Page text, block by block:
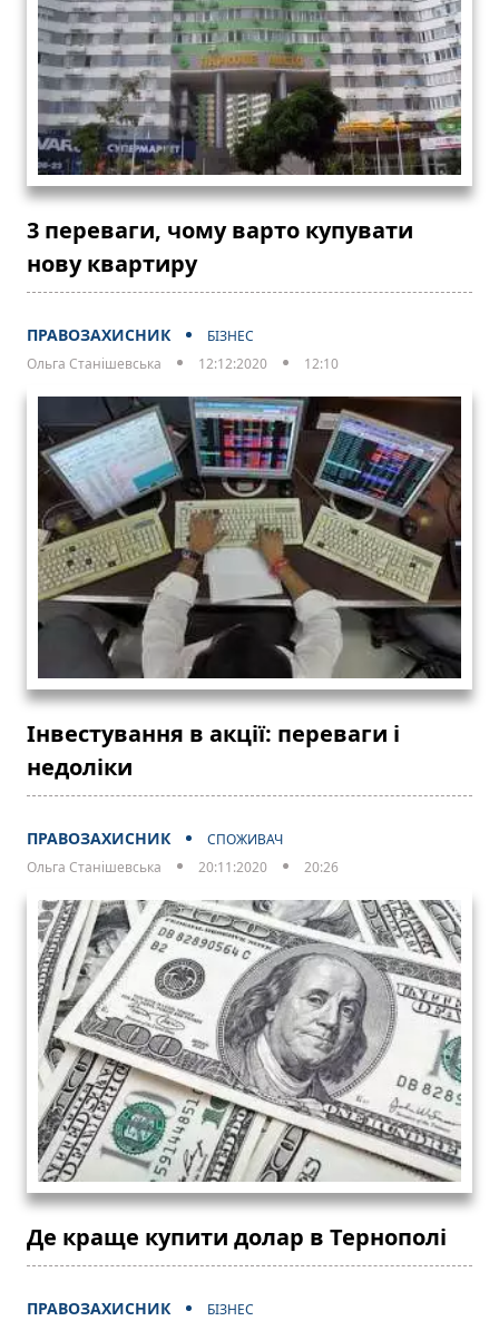
3 переваги, чому варто купувати
нову квартиру
ПРАВОЗАХИСНИК
БІЗНЕС
Ольга Станішевська
12:12:2020 12:10
Інвестування в акції: переваги і
недоліки
ПРАВОЗАХИСНИК
СПОЖИВАЧ
Ольга Станішевська
20:11:2020 20:26
Де краще купити долар в Тернополі
ПРАВОЗАХИСНИК
БІЗНЕС